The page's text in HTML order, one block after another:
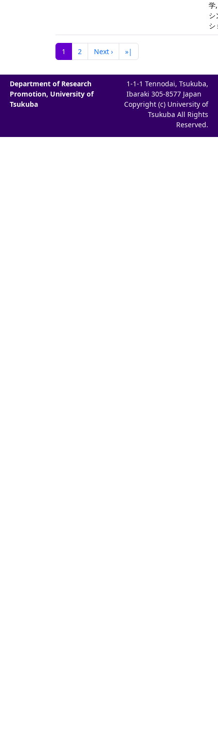
学
シ
シ
1 2 Next › »|
Department of Research
Promotion, University of
Tsukuba
1-1-1 Tennodai, Tsukuba,
Ibaraki 305-8577 Japan
Copyright (c) University of
Tsukuba All Rights
Reserved.